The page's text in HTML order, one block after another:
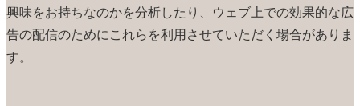
興味をお持ちなのかを分析したり、ウェブ上での効果的な広
告の配信のためにこれらを利用させていただく場合がありま
す。